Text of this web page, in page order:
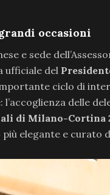
occasioni
e sede
ufficiale del
ciclo di
delle
di Milano-Cortina
elegante e curato